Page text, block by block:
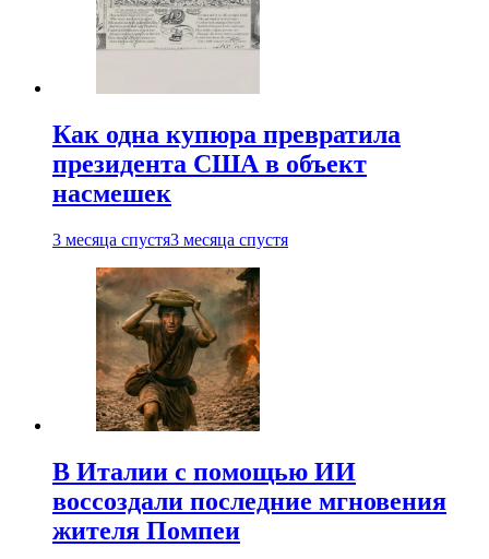
Как одна купюра превратила
президента США в объект
насмешек
3 месяца спустя3 месяца спустя
В Италии с помощью ИИ
воссоздали последние мгновения
жителя Помпеи